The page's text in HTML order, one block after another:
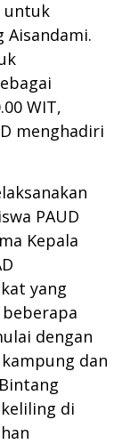
untuk
Aisandami.
WIT,
menghadiri
PAUD
Kepala
yang
dengan
dan
di